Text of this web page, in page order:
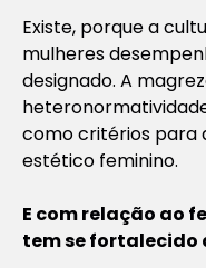
Existe, porque a
mulheres
designado. A
como critérios para
estético feminino.
E com relação ao
tem se fortalecido